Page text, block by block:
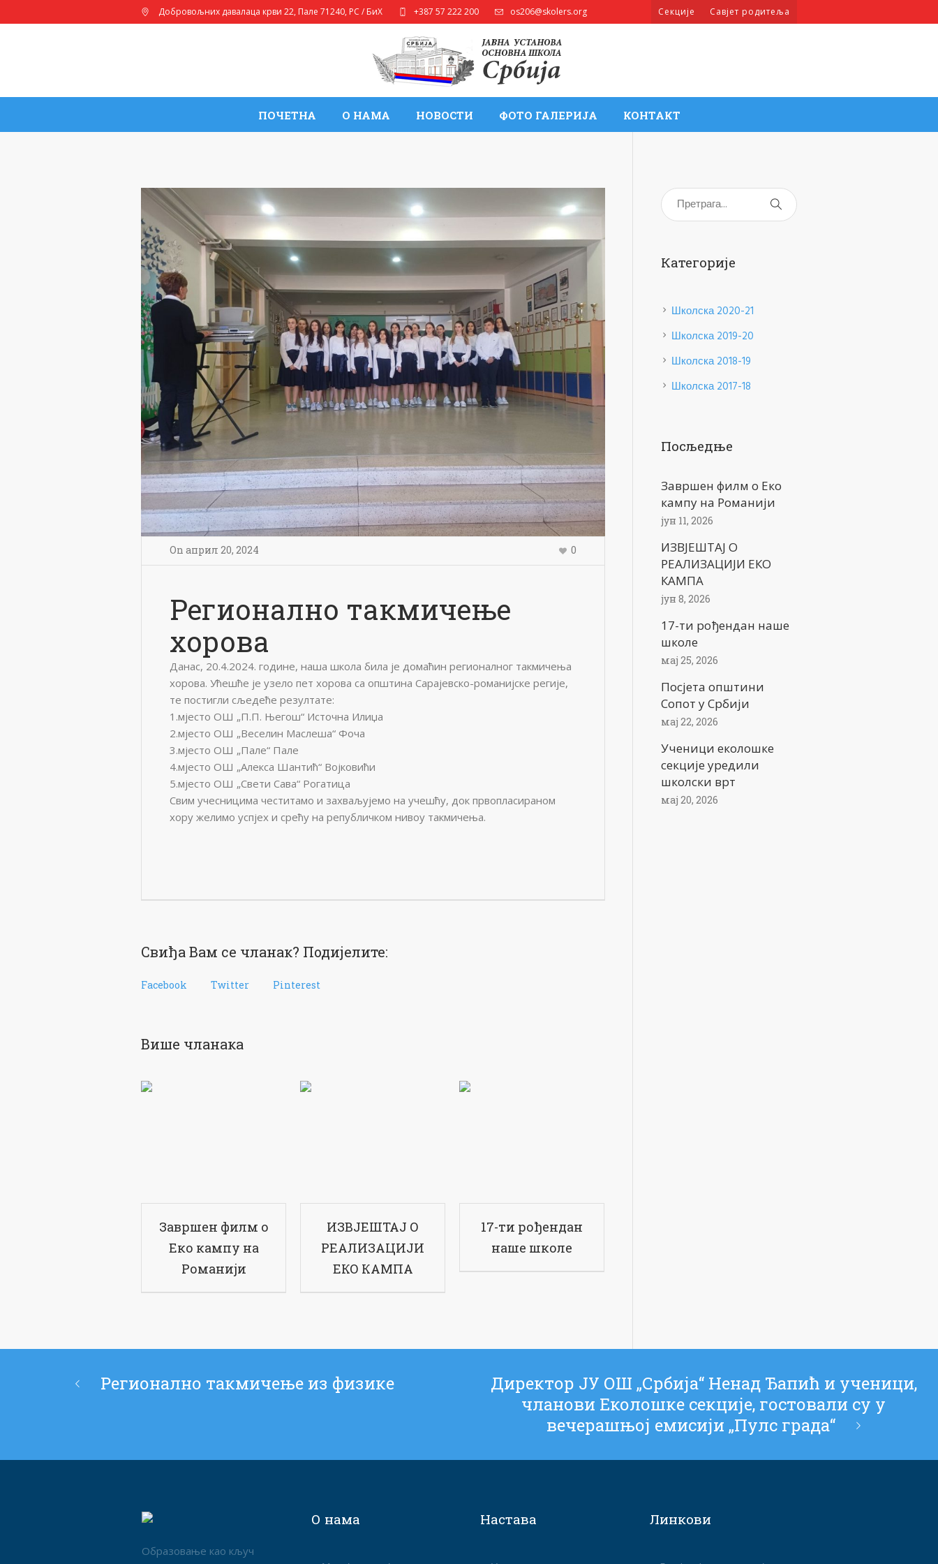
Секције Савјет родитеља
Добровољних давалаца крви 22, Пале 71240, РС / БиХ +387 57 222 200 os206@skolers.org
ПОЧЕТНА О НАМА НОВОСТИ ФОТО ГАЛЕРИЈА КОНТАКТ
On април 20, 2024 0
Регионално такмичење
хорова
Данас, 20.4.2024. године, наша школа била је домаћин регионалног такмичења
хорова. Ућешће је узело пет хорова са општина Сарајевско-романијске регије,
те постигли сљедеће резултате:
1.мјесто ОШ „П.П. Његош“ Источна Илиџа
2.мјесто ОШ „Веселин Маслеша“ Фоча
3.мјесто ОШ „Пале“ Пале
4.мјесто ОШ „Алекса Шантић“ Војковићи
5.мјесто ОШ „Свети Сава“ Рогатица
Свим учесницима честитамо и захваљујемо на учешћу, док првопласираном
хору желимо успјех и срећу на републичком нивоу такмичења.
Свиђа Вам се чланак? Подијелите:
Facebook Twitter Pinterest
Више чланака
Завршен филм о
Еко кампу на
Романији
ИЗВЈЕШТАЈ О
РЕАЛИЗАЦИЈИ
ЕКО КАМПА
17-ти рођендан
наше школе
Категорије
Школска 2020-21
Школска 2019-20
Школска 2018-19
Школска 2017-18
Посљедње
Завршен филм о Еко
кампу на Романији
јун 11, 2026
ИЗВЈЕШТАЈ О
РЕАЛИЗАЦИЈИ ЕКО
КАМПА
јун 8, 2026
17-ти рођендан наше
школе
мај 25, 2026
Посјета општини
Сопот у Србији
мај 22, 2026
Ученици еколошке
секције уредили
школски врт
мај 20, 2026
Регионално такмичење из физике
Директор ЈУ ОШ „Србија“ Ненад Ђапић и ученици,
чланови Еколошке секције, гостовали су у
вечерашњој емисији „Пулс града“
Образовање као кључ
О нама Настава Линкови